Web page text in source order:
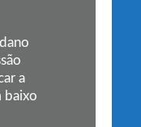
a
baixo